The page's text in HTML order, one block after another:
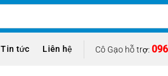
Tin tức Liên hệ Cô Gạo hỗ trợ: